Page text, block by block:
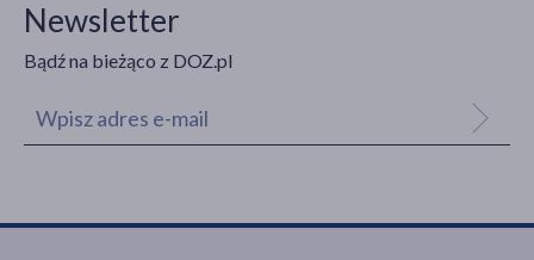
Newsletter
Bądź na bieżąco z DOZ.pl